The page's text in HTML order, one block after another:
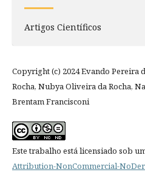
Artigos Científicos
Copyright (c) 2024 Evando Pereira
Rocha, Nubya Oliveira da Rocha,
Brentam Francisconi
Este trabalho está licensiado sob
Attribution-NonCommercial-